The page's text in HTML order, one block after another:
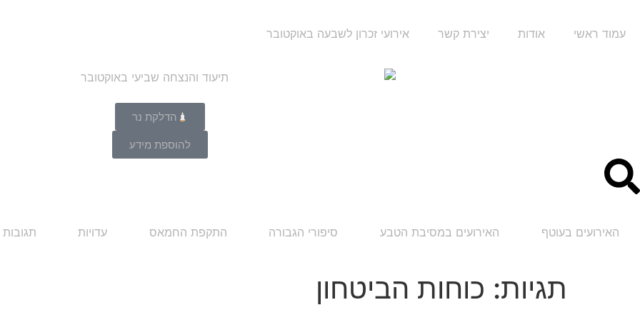
עמוד ראשי אודות יצירת קשר אירועי זכרון לשבעה באוקטובר
הדלקת נר
להוספת מידע
האירועים בעוטף האירועים במסיבת הטבע סיפורי הגבורה התקפת החמאס עדויות
תגיות: כוחות הביטחון